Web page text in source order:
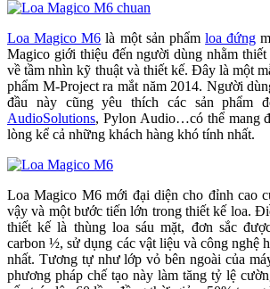
Loa Magico M6 là một sản phẩmloa đứng
Magico giới thiệu đến người dùng nhằm
về tầm nhìn kỹ thuật và thiết kế. Đây là một
phẩm M-Project ra mắt năm 2014. Người
đầu này cũng yêu thích các sản phẩm
AudioSolutions, Pylon Audio…có thể mang
lòng kể cả những khách hàng khó tính nhất.
Loa Magico M6 mới đại diện cho đỉnh cao
vậy và một bước tiến lớn trong thiết kế loa.
thiết kế là thùng loa sáu mặt, đơn sắc
carbon ½, sử dụng các vật liệu và công nghệ
nhất. Tương tự như lớp vỏ bên ngoài của
phương pháp chế tạo này làm tăng tỷ lệ